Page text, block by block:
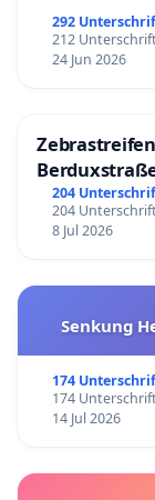
292
212
24 Jun 2026
204
204
8 Jul 2026
Senkung
174
174
14 Jul 2026